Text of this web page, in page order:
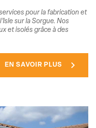
pour la fabrication et
sur la Sorgue. Nos
et isolés grâce à des
EN SAVOIR PLUS chevron_right